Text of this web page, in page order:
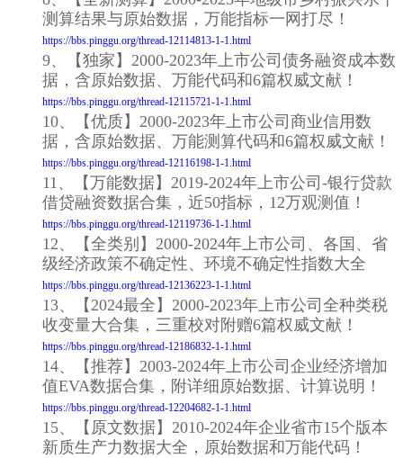
测算结果与原始数据，万能指标一网打尽！
https://bbs.pinggu.org/thread-12114813-1-1.html
9、【独家】2000-2023年上市公司债务融资成本数
据，含原始数据、万能代码和6篇权威文献！
https://bbs.pinggu.org/thread-12115721-1-1.html
10、【优质】2000-2023年上市公司商业信用数
据，含原始数据、万能测算代码和6篇权威文献！
https://bbs.pinggu.org/thread-12116198-1-1.html
11、【万能数据】2019-2024年上市公司-银行贷款
借贷融资数据合集，近50指标，12万观测值！
https://bbs.pinggu.org/thread-12119736-1-1.html
12、【全类别】2000-2024年上市公司、各国、省
级经济政策不确定性、环境不确定性指数大全
https://bbs.pinggu.org/thread-12136223-1-1.html
13、【2024最全】2000-2023年上市公司全种类税
收变量大合集，三重校对附赠6篇权威文献！
https://bbs.pinggu.org/thread-12186832-1-1.html
14、【推荐】2003-2024年上市公司企业经济增加
值EVA数据合集，附详细原始数据、计算说明！
https://bbs.pinggu.org/thread-12204682-1-1.html
15、【原文数据】2010-2024年企业省市15个版本
新质生产力数据大全，原始数据和万能代码！